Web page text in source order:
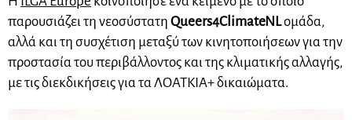
παρουσιάζει τη νεοσύστατη Queers4ClimateNLομάδα,
αλλά και τη συσχέτιση μεταξύ των κινητοποιήσεων για την
προστασία του περιβάλλοντος και της κλιματικής αλλαγής,
με τις διεκδικήσεις για ταΛΟΑΤΚΙΑ+δικαιώματα.